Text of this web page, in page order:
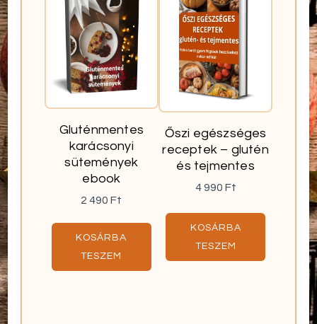
Gluténmentes
karácsonyi
sütemények
ebook
2 490Ft
KOSÁRBA
TESZEM
Őszi egészséges
receptek – glutén
és tejmentes
4 990 Ft
KOSÁRBA
TESZEM